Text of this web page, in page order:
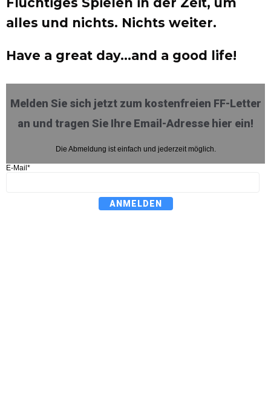
alles und nichts. Nichts weiter.
Have a great day…and a good life!
Melden Sie sich jetzt zum kostenfreien FF-Letter
an und tragen Sie Ihre Email-Adresse hier ein!
Die Abmeldung ist einfach und jederzeit möglich.
E-Mail*
ANMELDEN